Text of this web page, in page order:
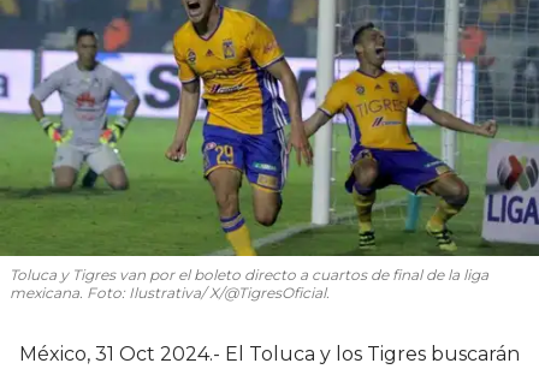
Toluca y Tigres van por el boleto directo a cuartos de final de la liga
mexicana. Foto: Ilustrativa/ X/@TigresOficial.
México, 31 Oct 2024.- El Toluca y los Tigres buscarán